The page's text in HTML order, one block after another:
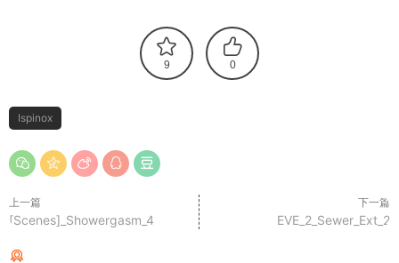
9 0
Ispinox
上一篇
[Scenes]_Showergasm_4
下一篇
EVE_2_Sewer_Ext_2